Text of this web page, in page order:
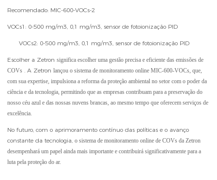
Recomendado: MIC-600-VOCs-2
VOCs1: 0-500 mg/m3, 0,1 mg/m3, sensor de fotoionização PID
VOCs2: 0-500 mg/m3, 0,1 mg/m3, sensor de fotoionização PID
Escolher a Zetron significa escolher uma gestão precisa e eficiente das emissões de
COVs . A Zetron lançou o sistema de monitoramento online MIC-600-VOCs, que,
com sua expertise, impulsiona a reforma da proteção ambiental no setor com o poder da
ciência e da tecnologia, permitindo que as empresas contribuam para a preservação do
nosso céu azul e das nossas nuvens brancas, ao mesmo tempo que oferecem serviços de
excelência.
No futuro, com o aprimoramento contínuo das políticas e o avanço
constante da tecnologia, o sistema de monitoramento online de COVs da Zetron
desempenhará um papel ainda mais importante e contribuirá significativamente para a
luta pela proteção do ar.